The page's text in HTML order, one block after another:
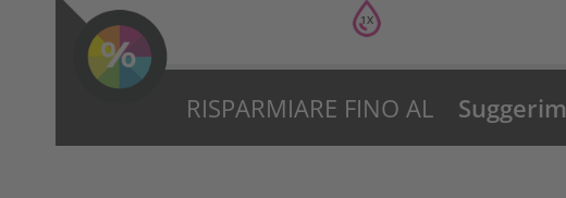
1X
RISPARMIARE FINO AL